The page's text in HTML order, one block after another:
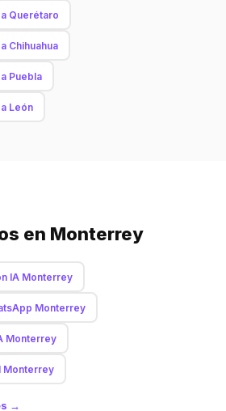
Querétaro
Chihuahua
Puebla
León
en Monterrey
IA Monterrey
Monterrey
Monterrey
Monterrey
→